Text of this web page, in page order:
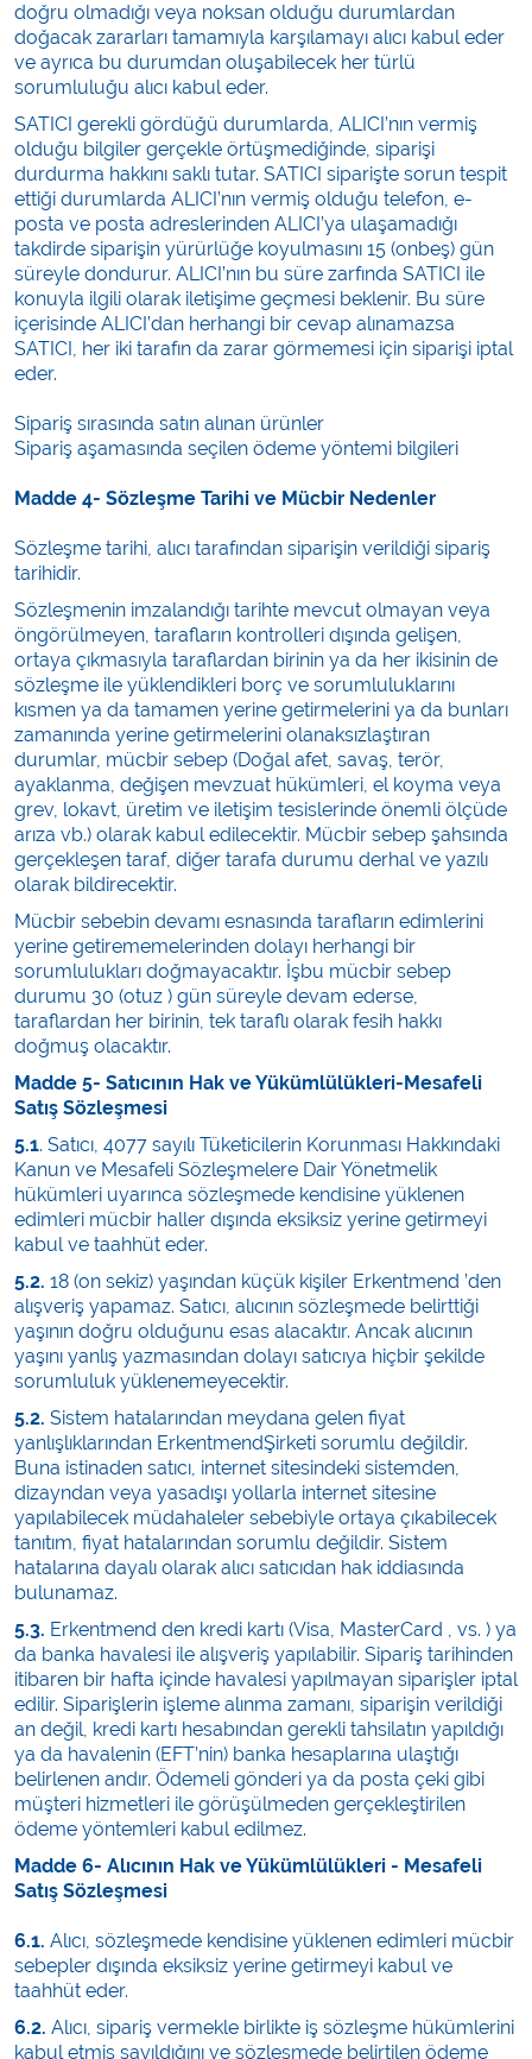
doğru olmadığı veya noksan olduğu durumlardan
doğacak zararları tamamıyla karşılamayı alıcı kabul eder
ve ayrıca bu durumdan oluşabilecek her türlü
sorumluluğu alıcı kabul eder.
SATICI gerekli gördüğü durumlarda, ALICI’nın vermiş
olduğu bilgiler gerçekle örtüşmediğinde, siparişi
durdurma hakkını saklı tutar. SATICI siparişte sorun tespit
ettiği durumlarda ALICI’nın vermiş olduğu telefon, e-
posta ve posta adreslerinden ALICI’ya ulaşamadığı
takdirde siparişin yürürlüğe koyulmasını 15 (onbeş) gün
süreyle dondurur. ALICI’nın bu süre zarfında SATICI ile
konuyla ilgili olarak iletişime geçmesi beklenir. Bu süre
içerisinde ALICI’dan herhangi bir cevap alınamazsa
SATICI, her iki tarafın da zarar görmemesi için siparişi iptal
eder.
Sipariş sırasında satın alınan ürünler
Sipariş aşamasında seçilen ödeme yöntemi bilgileri
Madde 4- Sözleşme Tarihi ve Mücbir Nedenler
Sözleşme tarihi, alıcı tarafından siparişin verildiği sipariş
tarihidir.
Sözleşmenin imzalandığı tarihte mevcut olmayan veya
öngörülmeyen, tarafların kontrolleri dışında gelişen,
ortaya çıkmasıyla taraflardan birinin ya da her ikisinin de
sözleşme ile yüklendikleri borç ve sorumluluklarını
kısmen ya da tamamen yerine getirmelerini ya da bunları
zamanında yerine getirmelerini olanaksızlaştıran
durumlar, mücbir sebep (Doğal afet, savaş, terör,
ayaklanma, değişen mevzuat hükümleri, el koyma veya
grev, lokavt, üretim ve iletişim tesislerinde önemli ölçüde
arıza vb.) olarak kabul edilecektir. Mücbir sebep şahsında
gerçekleşen taraf, diğer tarafa durumu derhal ve yazılı
olarak bildirecektir.
Mücbir sebebin devamı esnasında tarafların edimlerini
yerine getirememelerinden dolayı herhangi bir
sorumlulukları doğmayacaktır. İşbu mücbir sebep
durumu 30 (otuz ) gün süreyle devam ederse,
taraflardan her birinin, tek taraflı olarak fesih hakkı
doğmuş olacaktır.
Madde 5- Satıcının Hak ve Yükümlülükleri-Mesafeli
Satış Sözleşmesi
5.1. Satıcı, 4077 sayılı Tüketicilerin Korunması Hakkındaki
Kanun ve Mesafeli Sözleşmelere Dair Yönetmelik
hükümleri uyarınca sözleşmede kendisine yüklenen
edimleri mücbir haller dışında eksiksiz yerine getirmeyi
kabul ve taahhüt eder.
5.2. 18 (on sekiz) yaşından küçük kişiler Erkentmend ’den
alışveriş yapamaz. Satıcı, alıcının sözleşmede belirttiği
yaşının doğru olduğunu esas alacaktır. Ancak alıcının
yaşını yanlış yazmasından dolayı satıcıya hiçbir şekilde
sorumluluk yüklenemeyecektir.
5.2. Sistem hatalarından meydana gelen fiyat
yanlışlıklarından ErkentmendŞirketi sorumlu değildir.
Buna istinaden satıcı, internet sitesindeki sistemden,
dizayndan veya yasadışı yollarla internet sitesine
yapılabilecek müdahaleler sebebiyle ortaya çıkabilecek
tanıtım, fiyat hatalarından sorumlu değildir. Sistem
hatalarına dayalı olarak alıcı satıcıdan hak iddiasında
bulunamaz.
5.3. Erkentmend den kredi kartı (Visa, MasterCard , vs. ) ya
da banka havalesi ile alışveriş yapılabilir. Sipariş tarihinden
itibaren bir hafta içinde havalesi yapılmayan siparişler iptal
edilir. Siparişlerin işleme alınma zamanı, siparişin verildiği
an değil, kredi kartı hesabından gerekli tahsilatın yapıldığı
ya da havalenin (EFT’nin) banka hesaplarına ulaştığı
belirlenen andır. Ödemeli gönderi ya da posta çeki gibi
müşteri hizmetleri ile görüşülmeden gerçekleştirilen
ödeme yöntemleri kabul edilmez.
Madde 6- Alıcının Hak ve Yükümlülükleri - Mesafeli
Satış Sözleşmesi
6.1. Alıcı, sözleşmede kendisine yüklenen edimleri mücbir
sebepler dışında eksiksiz yerine getirmeyi kabul ve
taahhüt eder.
6.2. Alıcı, sipariş vermekle birlikte iş sözleşme hükümlerini
kabul etmiş sayıldığını ve sözleşmede belirtilen ödeme